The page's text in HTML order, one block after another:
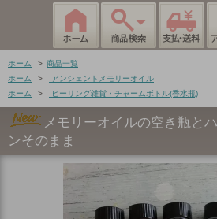
ホーム > 商品一覧
ホーム
>
アンシェントメモリーオイル
ホーム
> ヒーリング雑貨・チャームボトル(香水瓶)
メモリーオイルの空き瓶と
ンそのまま